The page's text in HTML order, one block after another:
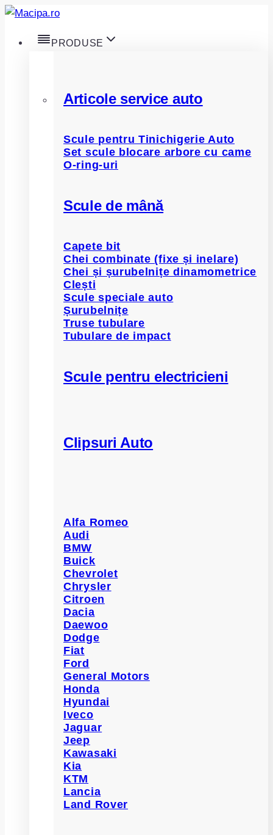
Skip
content
PRODUSE
Articole service auto
Scule pentru Tinichigerie Auto
Set scule blocare arbore cu came
O-ring-uri
Scule de mână
Capete bit
Chei combinate (fixe și inelare)
Chei și șurubelnițe dinamometrice
Clești
Scule speciale auto
Șurubelnițe
Truse tubulare
Tubulare de impact
Scule pentru electricieni
Clipsuri Auto
Alfa Romeo
Audi
BMW
Buick
Chevrolet
Chrysler
Citroen
Dacia
Daewoo
Dodge
Fiat
Ford
General Motors
Honda
Hyundai
Iveco
Jaguar
Jeep
Kawasaki
Kia
KTM
Lancia
Land Rover